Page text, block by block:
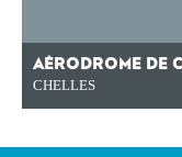
AÉRODROME DE
CHELLES